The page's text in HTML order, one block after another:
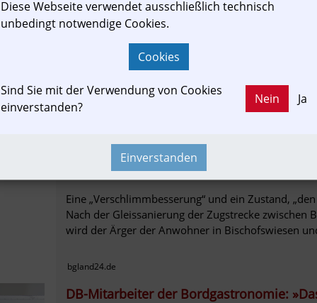
[Informationsverbund, Newslink]
Folgenreicher Unfall in der Salzburger Altstadt:
und hat sie abgerissen.
salzburg24.at
„Unerträglich“: Anwohner-Frust über
im BGL – Das sagt die DB dazu
Eine „Verschlimmbesserung“ und ein Zustand,
Nach der Gleissanierung der Zugstrecke zwischen
wird der Ärger der Anwohner in Bischofswiesen
bgland24.de
DB-Mitarbeiter der Bordgastronomie:
Diese Webseite verwendet ausschließlich technisch
unbedingt notwendige Cookies.
Cookies
Sind Sie mit der Verwendung von Cookies
einverstanden?
Nein Ja
Einverstanden